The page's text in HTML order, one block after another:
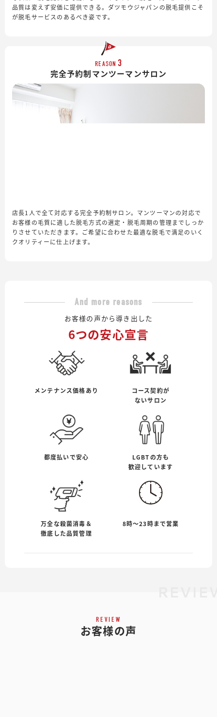
品質は変えず安価に提供できる。ダツモウジャパンの脱毛提供こそ
が脱毛サービスのあるべき姿です。
REASON 3
完全予約制マンツーマンサロン
店長1人で全て対応する完全予約制サロン。マンツーマンの対応で
お客様の毛質に適した脱毛方式の選定・脱毛周期の管理までしっか
りさせていただきます。ご希望に合わせた最適な脱毛で満足のいく
クオリティーに仕上げます。
And more reasons
お客様の声から導き出した
6つの安心宣言
メンテナンス価格あり
コース契約が
ないサロン
都度払いで安心
LGBTの方も
歓迎しています
万全な殺菌消毒＆
徹底した品質管理
8時〜23時まで営業
REVIEW
お客様の声